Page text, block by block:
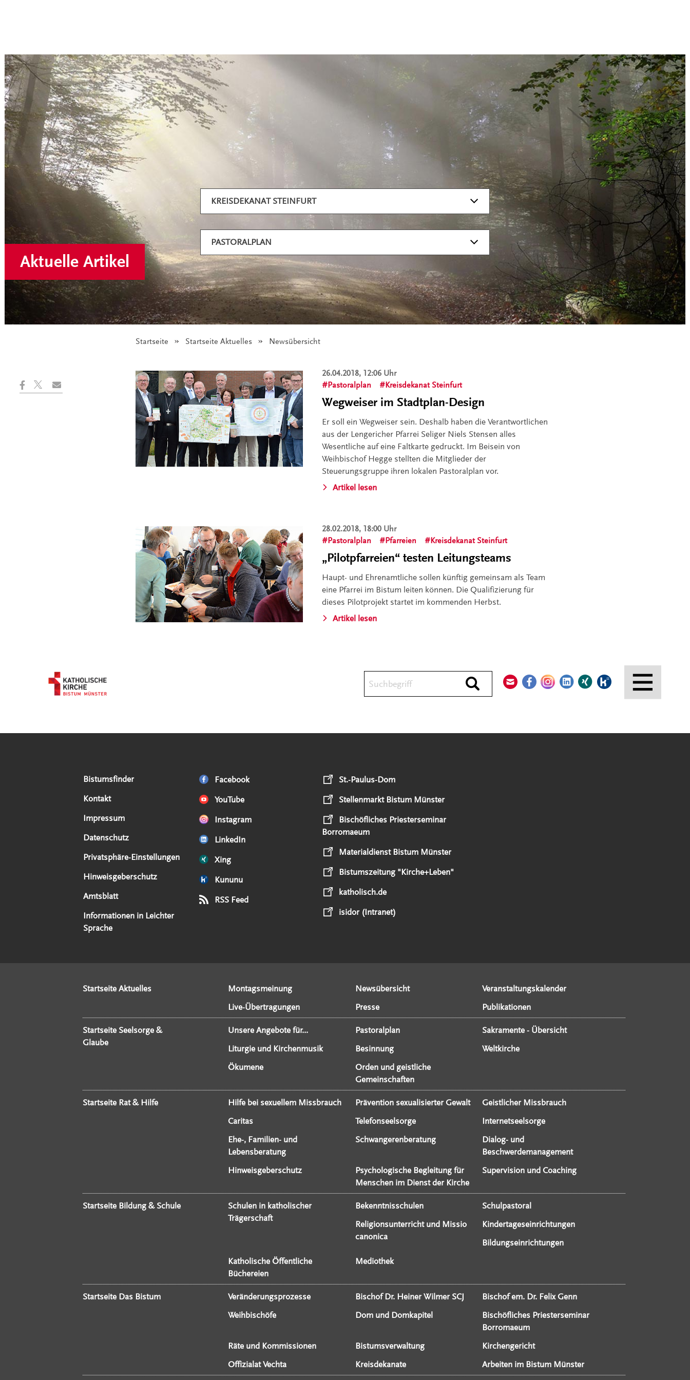
Durchsuchen
Aktuelle Artikel
Artikel filtern KREISDEKANAT STEINFURT
PASTORALPLAN
Startseite Startseite Aktuelles Angezeigt:
Newsübersicht
26.04.2018, 12:06 Uhr
Pastoralplan
Kreisdekanat Steinfurt
Wegweiser im Stadtplan-Design
Er soll ein Wegweiser sein. Deshalb haben die Verantwortlichen
aus der Lengericher Pfarrei Seliger Niels Stensen alles
Wesentliche auf eine Faltkarte gedruckt. Im Beisein von
Weihbischof Hegge stellten die Mitglieder der
Steuerungsgruppe ihren lokalen Pastoralplan vor.
Artikel lesen
28.02.2018, 18:00 Uhr
Pastoralplan
Pfarreien Kreisdekanat Steinfurt
„Pilotpfarreien“ testen Leitungsteams
Haupt- und Ehrenamtliche sollen künftig gemeinsam als Team
eine Pfarrei im Bistum leiten können. Die Qualifizierung für
dieses Pilotprojekt startet im kommenden Herbst.
Artikel lesen
Serviceangebote
Bistumsfinder
Kontakt
Impressum
Datenschutz
Privatsphäre-Einstellungen
Hinweisgeberschutz
Amtsblatt
Informationen in Leichter
Sprache
Social Media Angebote Facebook
YouTube
Instagram
LinkedIn
Xing
Kununu
RSS Feed
Externe Links St.-Paulus-Dom
Stellenmarkt Bistum Münster
Bischöfliches Priesterseminar
Borromaeum
Materialdienst Bistum Münster
Bistumszeitung "Kirche+Leben"
katholisch.de
isidor (Intranet)
Startseite Aktuelles Montagsmeinung Newsübersicht
Veranstaltungskalender
Live-Übertragungen
Presse Publikationen
Startseite Seelsorge &
Glaube
Unsere Angebote für... Pastoralplan
Sakramente - Übersicht
Liturgie und Kirchenmusik
Besinnung
Weltkirche
Ökumene
Orden und geistliche
Gemeinschaften
Startseite Rat & Hilfe Hilfe bei sexuellem Missbrauch Prävention sexualisierter Gewalt
Geistlicher Missbrauch
Caritas
Telefonseelsorge
Internetseelsorge
Ehe-, Familien- und
Lebensberatung
Schwangerenberatung
Dialog- und
Beschwerdemanagement
Hinweisgeberschutz
Psychologische Begleitung für
Menschen im Dienst der Kirche
Supervision und Coaching
Startseite Bildung & Schule
Schulen in katholischer
Trägerschaft
Bekenntnisschulen
Schulpastoral
Religionsunterricht und Missio
canonica
Kindertageseinrichtungen
Bildungseinrichtungen
Katholische Öffentliche
Büchereien
Mediothek
Startseite Das Bistum Veränderungsprozesse Bischof Dr. Heiner Wilmer SCJ
Bischof em. Dr. Felix Genn
Weihbischöfe
Dom und Domkapitel
Bischöfliches Priesterseminar
Borromaeum
Räte und Kommissionen
Bistumsverwaltung
Kirchengericht
Offizialat Vechta
Kreisdekanate Arbeiten im Bistum Münster